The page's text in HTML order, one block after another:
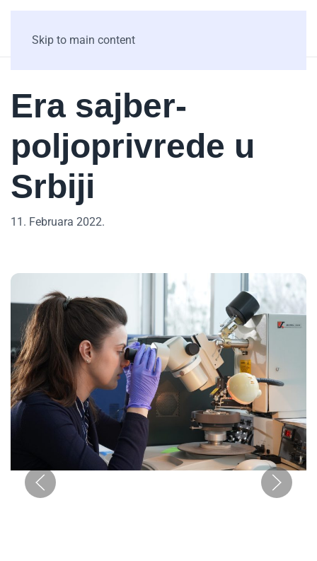
Skip to main content
Era sajber-
poljoprivrede u
Srbiji
11. Februara 2022.